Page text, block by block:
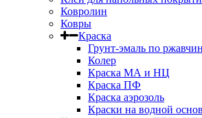
Ковролин
Ковры
Краска
Грунт-эмаль по
Колер
Краска МА и НЦ
Краска ПФ
Краска аэрозоль
Краски на водной